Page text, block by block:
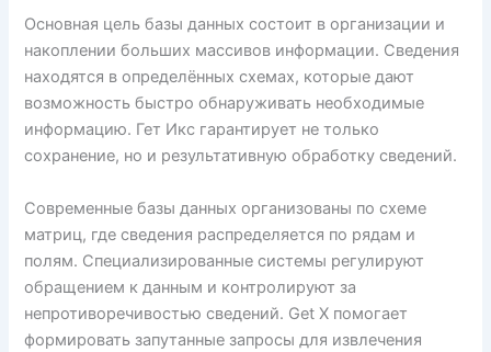
Основная цель базы данных состоит в организации и
накоплении больших массивов информации. Сведения
находятся в определённых схемах, которые дают
возможность быстро обнаруживать необходимые
информацию. Гет Икс гарантирует не только
сохранение, но и результативную обработку сведений.
Современные базы данных организованы по схеме
матриц, где сведения распределяется по рядам и
полям. Специализированные системы регулируют
обращением к данным и контролируют за
непротиворечивостью сведений. Get X помогает
формировать запутанные запросы для извлечения